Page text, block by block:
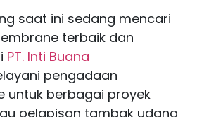
saat ini sedang mencari
terbaik dan
PT. Inti Buana
pengadaan
untuk berbagai proyek
pelapisan tambak udang